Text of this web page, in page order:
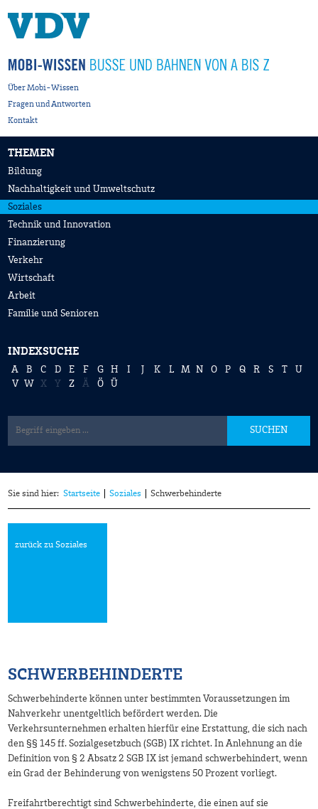
Über Mobi-Wissen
Fragen und Antworten
Kontakt
THEMEN
Bildung
Nachhaltigkeit und Umweltschutz
Soziales
Technik und Innovation
Finanzierung
Verkehr
Wirtschaft
Arbeit
Familie und Senioren
INDEXSUCHE
A B C D E F G H I K L M N O P Q R S T
U
V
W X Y Z Ä Ö Ü
SUCHEN
Sie sind hier: Startseite Soziales Schwerbehinderte
zurück zu Soziales
SCHWERBEHINDERTE
Schwerbehinderte können unter bestimmten Voraussetzungen im
Nahverkehr unentgeltlich befördert werden. Die
Verkehrsunternehmen erhalten hierfür eine Erstattung, die sich nach
den §§ 145 ff. Sozialgesetzbuch (SGB) IX richtet. In Anlehnung an die
Definition von § 2 Absatz 2 SGB IX ist jemand schwerbehindert, wenn
ein Grad der Behinderung von wenigstens 50 Prozent vorliegt.
Freifahrtberechtigt sind Schwerbehinderte, die einen auf sie